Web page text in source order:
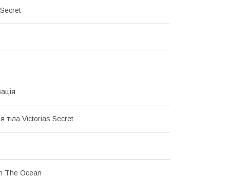
тіла Victorias Secret
The Ocean